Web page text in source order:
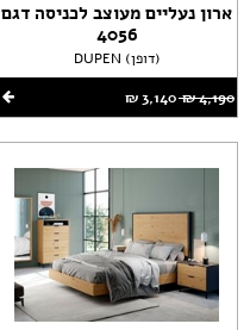
ארון נעליים מעוצב לכניסה דגם
4056
DUPEN (דופן)
4,190 ‏₪
3,140 ‏₪